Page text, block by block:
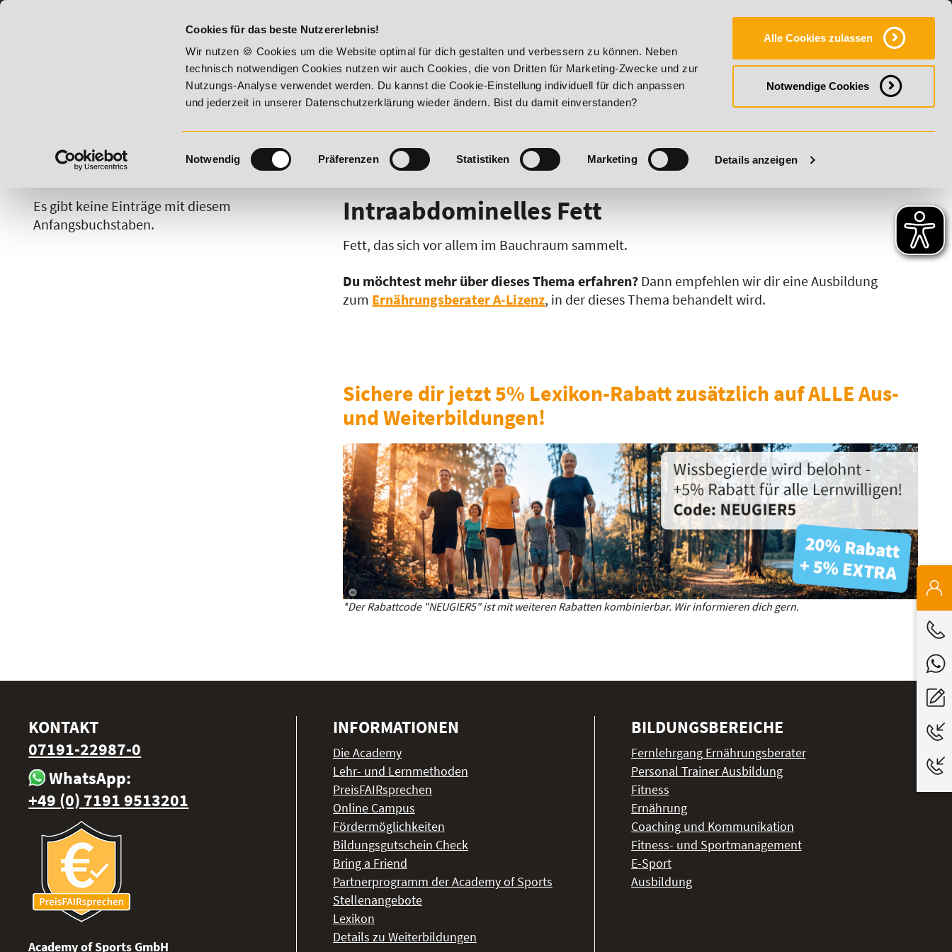
Cookies für das beste Nutzererlebnis!
Wir nutzen 🍪 Cookies um die Website optimal für dich gestalten und verbessern zu können. Neben
technisch notwendigen Cookies nutzen wir auch Cookies, die von Dritten für Marketing-Zwecke und zur
Nutzungs-Analyse verwendet werden. Du kannst die Cookie-Einstellung individuell für dich anpassen
und jederzeit in unserer Datenschutzerklärung wieder ändern. Bist du damit einverstanden?
Einwilligungsauswahl
Notwendig Präferenzen Statistiken Marketing Details anzeigen
Alle Cookies zulassen
Notwendige Cookies
KONTAKT FAQ ONLINE-CAMPUS
20% Rabatt bis 17. August 2026 - Summer Vitality! 20% Rabatt bis 17. August 2026 - Summer Vitality! 20% Rabatt bis 17. August 2026 - Summer Vitality!
B C G H K L O P S
Intraabdominelles Fett
Fett, das sich vor allem im Bauchraum sammelt.
Du möchtest mehr über dieses Thema erfahren? Dann empfehlen wir dir eine Ausbildung
zum Ernährungsberater A-Lizenz, in der dieses Thema behandelt wird.
Sichere dir jetzt 5% Lexikon-Rabatt zusätzlich auf ALLE Aus-
und Weiterbildungen!
*Der Rabattcode "NEUGIER5" ist mit weiteren Rabatten kombinierbar. Wir informieren dich gern.
Es gibt keine Einträge mit diesem
Anfangsbuchstaben.
KONTAKT
07191-22987-0
WhatsApp:
+49 (0) 7191 9513201
Academy of Sports GmbH
INFORMATIONEN
Die Academy
Lehr- und Lernmethoden
PreisFAIRsprechen
Online Campus
Fördermöglichkeiten
Bildungsgutschein Check
Bring a Friend
Partnerprogramm der Academy of Sports
Stellenangebote
Lexikon
Details zu Weiterbildungen
BILDUNGSBEREICHE
Fernlehrgang Ernährungsberater
Personal Trainer Ausbildung
Fitness
Ernährung
Coaching und Kommunikation
Fitness- und Sportmanagement
E-Sport
Ausbildung